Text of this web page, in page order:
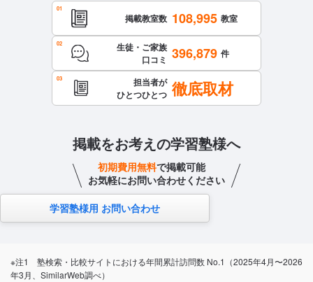
掲載教室数 108,995 教室
生徒・ご家族
口コミ 396,879 件
担当者が
ひとつひとつ 徹底取材
掲載をお考えの学習塾様へ
初期費用無料で掲載可能
お気軽にお問い合わせください
学習塾様用 お問い合わせ
※注1 塾検索・比較サイトにおける年間累計訪問数 No.1（2025年4月〜2026
年3月、SimilarWeb調べ）